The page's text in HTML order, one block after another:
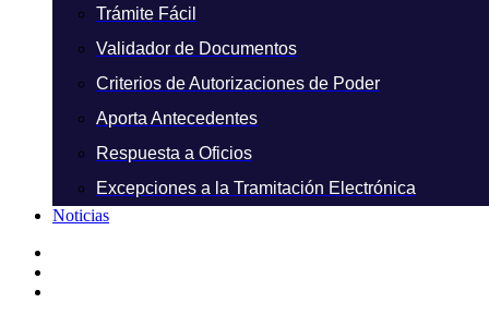
Trámite Fácil
Validador de Documentos
Criterios de Autorizaciones de Poder
Aporta Antecedentes
Respuesta a Oficios
Excepciones a la Tramitación Electrónica
Noticias